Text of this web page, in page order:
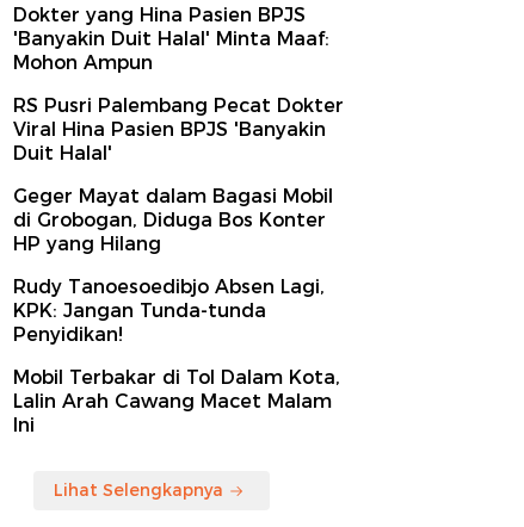
Dokter yang Hina Pasien BPJS
'Banyakin Duit Halal' Minta Maaf:
Mohon Ampun
RS Pusri Palembang Pecat Dokter
Viral Hina Pasien BPJS 'Banyakin
Duit Halal'
Geger Mayat dalam Bagasi Mobil
di Grobogan, Diduga Bos Konter
HP yang Hilang
Rudy Tanoesoedibjo Absen Lagi,
KPK: Jangan Tunda-tunda
Penyidikan!
Mobil Terbakar di Tol Dalam Kota,
Lalin Arah Cawang Macet Malam
Ini
Lihat Selengkapnya